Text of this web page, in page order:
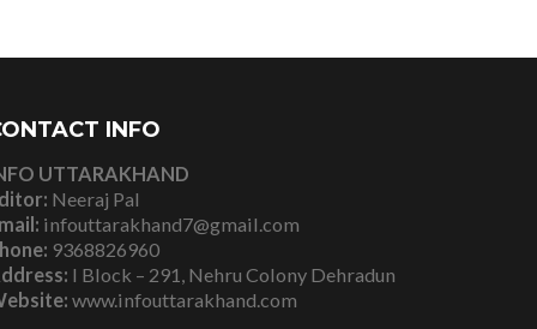
INFO
UTTARAKHAND
Neeraj Pal
infouttarakhand7@gmail.com
9368826960
I Block – 291, Nehru Colony Dehradun
www.infouttarakhand.com